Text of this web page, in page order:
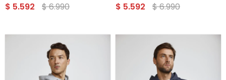
$ 5.592 $6.990 $ 5.592 $6.990